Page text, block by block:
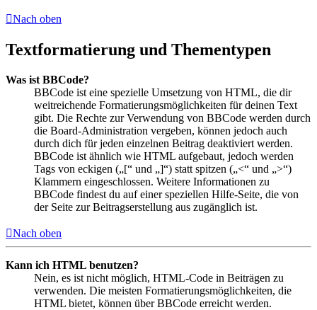
Nach oben
Textformatierung und Thementypen
Was ist BBCode?
BBCode ist eine spezielle Umsetzung von HTML, die dir
weitreichende Formatierungsmöglichkeiten für deinen Text
gibt. Die Rechte zur Verwendung von BBCode werden durch
die Board-Administration vergeben, können jedoch auch
durch dich für jeden einzelnen Beitrag deaktiviert werden.
BBCode ist ähnlich wie HTML aufgebaut, jedoch werden
Tags von eckigen („[“ und „]“) statt spitzen („<“ und „>“)
Klammern eingeschlossen. Weitere Informationen zu
BBCode findest du auf einer speziellen Hilfe-Seite, die von
der Seite zur Beitragserstellung aus zugänglich ist.
Nach oben
Kann ich HTML benutzen?
Nein, es ist nicht möglich, HTML-Code in Beiträgen zu
verwenden. Die meisten Formatierungsmöglichkeiten, die
HTML bietet, können über BBCode erreicht werden.